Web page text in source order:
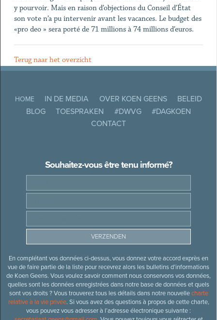
y pourvoir. Mais en raison d’objections du Conseil d’État
son vote n’a pu intervenir avant les vacances. Le budget des
«pro deo » sera porté de 71 millions à 74 millions d’euros.
Terug naar het overzicht
HOME IN DE MEDIA OVER KOEN GEENS
BELEID
BLOG
TOESPRAKEN #DWVG
#DAGKOEN
CONTACT
Souhaitez-vous être tenu informé?
En complétant vos données ci-dessus, vous donnez votre accord exprès en
vue de faire partie de la liste pour recevrez alors les bulletins d’informations
de Koen Geens. Vous voulez savoir comment nous conservons vos données,
quelles sont les données enregistrées dans notre base de données et quels
sont vos droits ? Vous trouverez tous les détails dans notre nouvellecharte
relative à la vie privée. Si vous avez des questions à propos de cette charte,
vous pouvez vous adresser à l’adresse électronique suivante :